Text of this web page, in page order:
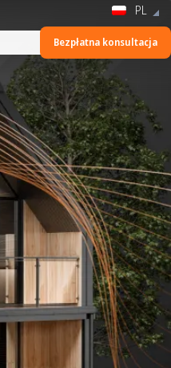
PL
Bezpłatna konsultacja